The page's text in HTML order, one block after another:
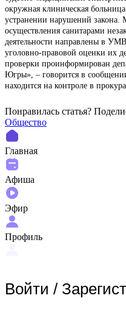
окружная клиническая
устранении нарушений закона.
осуществления санитарами
деятельности направлены в
уголовно-правовой оценки их
проверки проинформирован
Югры», – говорится в
находится на контроле в
Понравилась статья?
Общество
Главная
Афиша
Эфир
Профиль
Войти /